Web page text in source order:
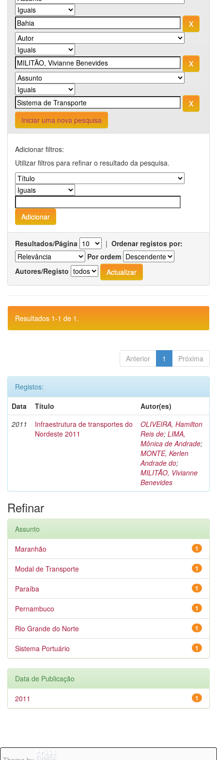
Iniciar uma nova pesquisa
Adicionar filtros:
Utilizar filtros para refinar o resultado da pesquisa.
Resultados/Página | Ordenar registos por:
Por ordem
Autores/Registo
Resultados 1-1 de 1.
Anterior 1 Próxima
Registos:
Data
Título
Autor(es)
2011
Infraestrutura de transportes do
Nordeste 2011
OLIVEIRA, Hamilton
Reis de; LIMA,
Mônica de Andrade;
MONTE, Kerlen
Andrade do;
MILITÃO, Vivianne
Benevides
Refinar
Assunto
1
Maranhão
1
Modal de Transporte
1
Paraíba
1
Pernambuco
1
Rio Grande do Norte
1
Sistema Portuário
Data de Publicação
1
2011